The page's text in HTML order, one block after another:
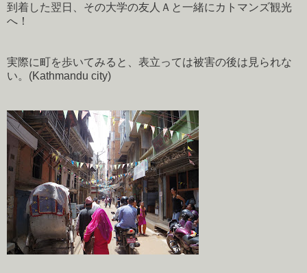
到着した翌日、その大学の友人Ａと一緒にカトマンズ観光
へ！
実際に町を歩いてみると、表立っては被害の後は見られな
い。(Kathmandu city)